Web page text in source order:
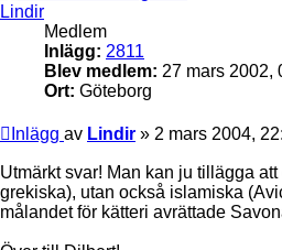
Lindir
Medlem
Inlägg: 2811
Blev medlem: 27 mars 2002,
Ort: Göteborg
Inlägg av Lindir » 2 mars 2004,
Utmärkt svar! Man kan ju tillägga
grekiska), utan också islamiska
målandet för kätteri avrättade